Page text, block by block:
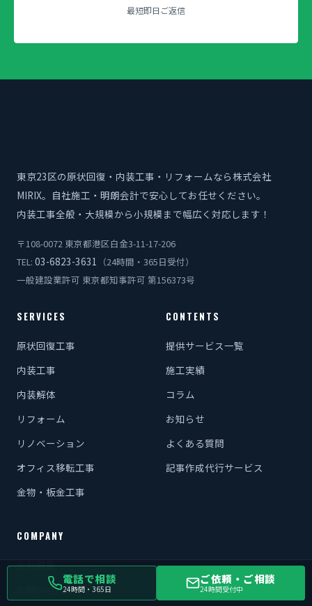
最短即日ご返信
東京23区の原状回復・内装工事・リフォームなら株式会社
MIRIX。自社施工・明朗会計で安心してお任せください。
内装工事全般・大規模から小規模まで幅広く対応します！
〒108-0072 東京都港区白金3-11-17-206
TEL: 03-6823-3631 （24時間・365日受付）
一般建設業許可 東京都知事許可 第156373号
SERVICES
原状回復工事
内装工事
内装解体
リフォーム
リノベーション
オフィス移転工事
金物・板金工事
CONTENTS
提供サービス一覧
施工実績
コラム
お知らせ
よくある質問
記事作成代行サービス
COMPANY
会社概要
お問い合わせ
電話で相談
24時間・365日
ご依頼・ご相談
24時間受付中